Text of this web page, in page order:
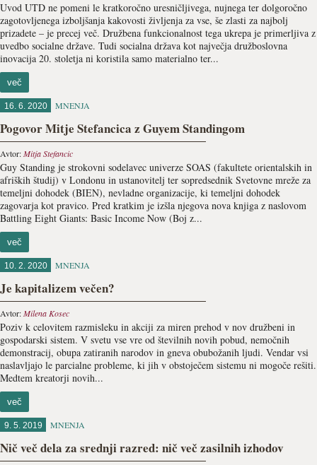
Uvod UTD ne pomeni le kratkoročno uresničljivega, nujnega ter dolgoročno
zagotovljenega izboljšanja kakovosti življenja za vse, še zlasti za najbolj
prizadete – je precej več. Družbena funkcionalnost tega ukrepa je primerljiva z
uvedbo socialne države. Tudi socialna država kot največja družboslovna
inovacija 20. stoletja ni koristila samo materialno ter...
več
16. 6. 2020 MNENJA
Pogovor Mitje Stefancica z Guyem Standingom
Avtor:Mitja Stefancic
Guy Standing je strokovni sodelavec univerze SOAS (fakultete orientalskih in
afriških študij) v Londonu in ustanovitelj ter sopredsednik Svetovne mreže za
temeljni dohodek (BIEN), nevladne organizacije, ki temeljni dohodek
zagovarja kot pravico. Pred kratkim je izšla njegova nova knjiga z naslovom
Battling Eight Giants: Basic Income Now (Boj z...
več
10. 2. 2020 MNENJA
Je kapitalizem večen?
Avtor:Milena Kosec
Poziv k celovitem razmisleku in akciji za miren prehod v nov družbeni in
gospodarski sistem. V svetu vse vre od številnih novih pobud, nemočnih
demonstracij, obupa zatiranih narodov in gneva obubožanih ljudi. Vendar vsi
naslavljajo le parcialne probleme, ki jih v obstoječem sistemu ni mogoče rešiti.
Medtem kreatorji novih...
več
9. 5. 2019 MNENJA
Nič več dela za srednji razred: nič več zasilnih izhodov